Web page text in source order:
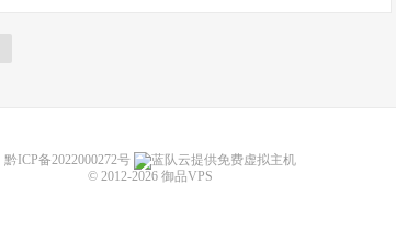
黔ICP备2022000272号
蓝队云提供免费虚拟主机
© 2012-2026 御品VPS